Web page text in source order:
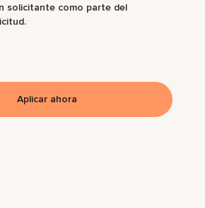
solicitante como parte del
Aplicar ahora